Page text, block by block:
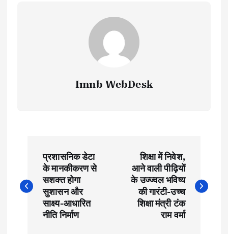
Imnb WebDesk
o
s
प्रशासनिक डेटा
के मानकीकरण से
सशक्त होगा
सुशासन और
साक्ष्य-आधारित
नीति निर्माण
शिक्षा में निवेश,
आने वाली पीढ़ियों
के उज्ज्वल भविष्य
की गारंटी-उच्च
शिक्षा मंत्री टंक
राम वर्मा